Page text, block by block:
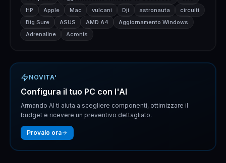
HP
Apple Mac vulcani Dji astronauta
circuiti
Big Sure
ASUS AMD A4
Aggiornamento Windows
Adrenaline
Acronis
NOVITA'
Configura il tuo PC con l'AI
Armando AI ti aiuta a scegliere componenti, ottimizzare il
budget e ricevere un preventivo dettagliato.
Provalo ora